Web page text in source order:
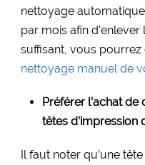
nettoyage
par mois afin d’enlever
suffisant, vous
nettoyage manuel de
Préférer l’achat
têtes d’impression
Il faut noter qu’une